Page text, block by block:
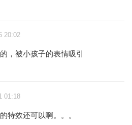
20:02
，被小孩子的表情吸引
01:18
特效还可以啊。。。